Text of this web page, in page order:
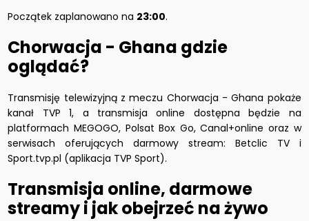
Początek zaplanowano na 23:00.
Chorwacja - Ghana gdzie
oglądać?
Transmisję telewizyjną z meczu Chorwacja - Ghana pokaże
kanał TVP 1, a transmisja online dostępna będzie na
platformach MEGOGO, Polsat Box Go, Canal+online oraz w
serwisach oferujących darmowy stream: Betclic TV i
Sport.tvp.pl (aplikacja TVP Sport).
Transmisja online, darmowe
streamy i jak obejrzeć na żywo